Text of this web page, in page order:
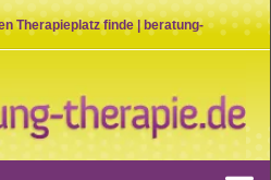
Therapieplatz finde | beratung-